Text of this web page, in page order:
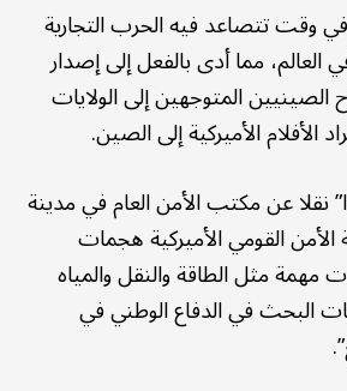
وقت تتصاعد فيه الحرب التجارية
العالم، مما أدى بالفعل إلى إصدار
المتوجهين إلى الولايات
الأفلام الأميركية إلى الصين.
نقلا عن مكتب الأمن العام في مدينة
الأمن القومي الأميركية هجمات
مهمة مثل الطاقة والنقل والمياه
البحث في الدفاع الوطني في